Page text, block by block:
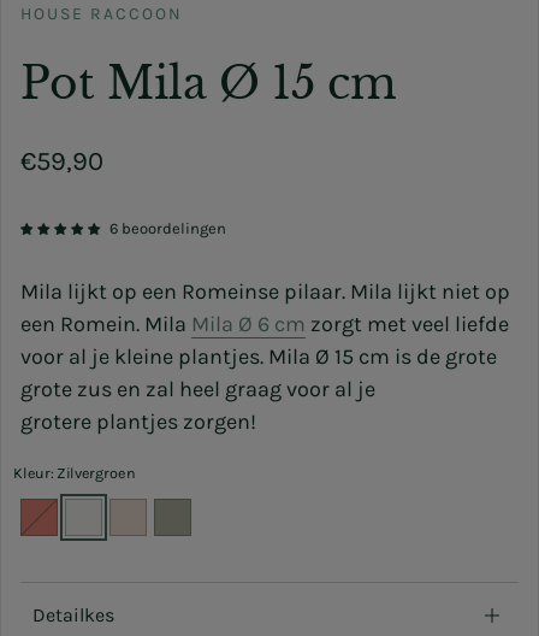
HOUSE RACCOON
Pot Mila Ø 15 cm
Normale prijs
€59,90
6 beoordelingen
Mila lijkt op een Romeinse pilaar. Mila lijkt niet op
een Romein. Mila Mila Ø 6 cm zorgt met veel liefde
voor al je kleine plantjes. Mila Ø 15 cm is de grote
grote zus en zal heel graag voor al je
grotere plantjes zorgen!
Kleur: Zilvergroen
Detailkes